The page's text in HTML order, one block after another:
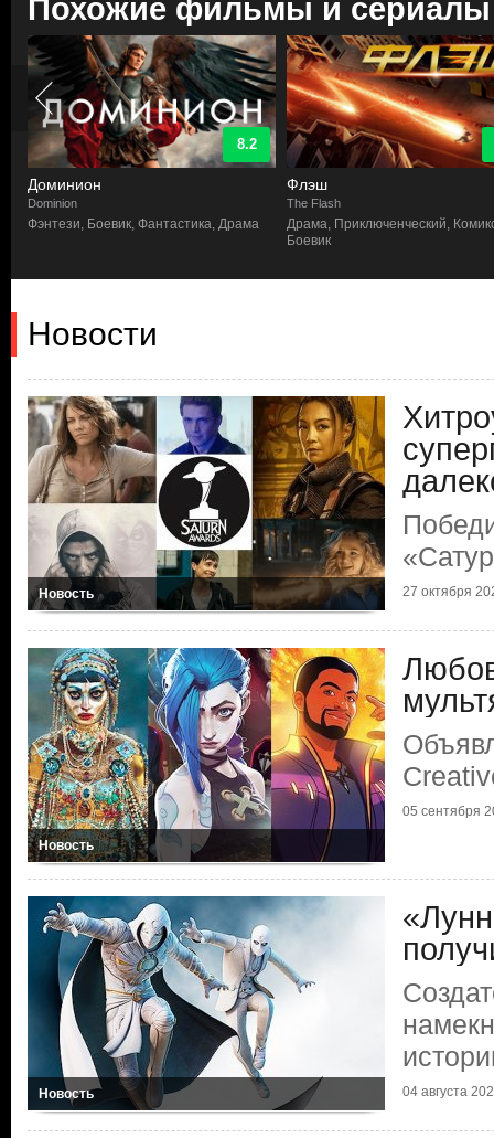
Похожие фильмы и сериалы
8.2
Доминион
Dominion
Фэнтези, Боевик, Фантастика, Драма
Флэш
The Flash
Драма, Приключенческий,
Боевик
Новости
Новость 27 октября
Новость
05 сентября
Новость 04 августа